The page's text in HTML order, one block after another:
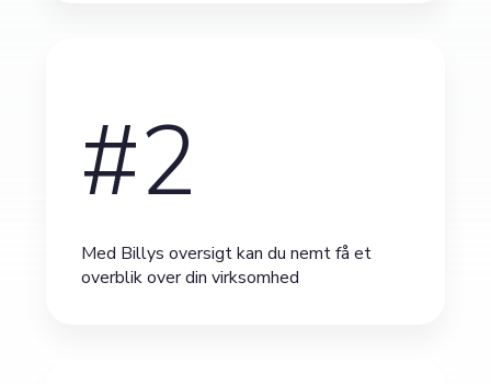
#2
Med Billys oversigt kan du nemt få et
overblik over din virksomhed